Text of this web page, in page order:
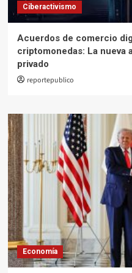
Ciberactivismo
Acuerdos de comercio
criptomonedas: La
privado
reportepublico
Economía